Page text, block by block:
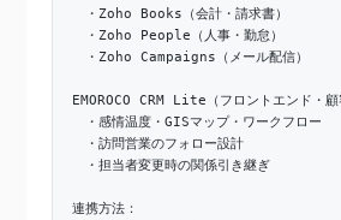
・Zoho Books（会計・請求書）
・Zoho People（人事・勤怠）
・Zoho Campaigns（メール配信）
EMOROCO CRM Lite（フロントエンド・顧
・感情温度・GISマップ・ワークフロー
・訪問営業のフォロー設計
・担当者変更時の関係引き継ぎ
連携方法：